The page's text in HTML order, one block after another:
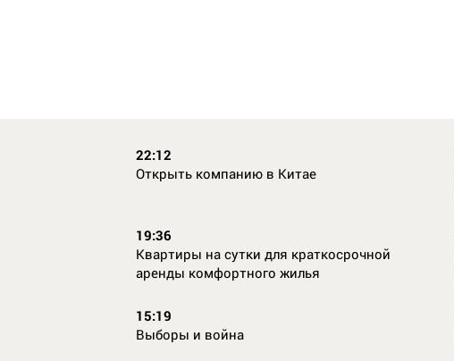
22:12
Открыть компанию в Китае
19:36
Квартиры на сутки для краткосрочной
аренды комфортного жилья
15:19
Выборы и война